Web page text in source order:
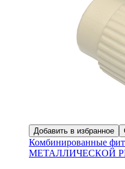
Добавить в избранное
Комбинированные
МЕТАЛЛИЧЕСКОЙ